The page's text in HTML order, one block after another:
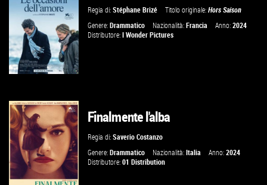
VAI ALLA SCHEDA
GUARDA IL TRAILER
VAI ALLA SCHEDA
Regia di:Stéphane Brizé Titolo originale:Hors Saison
Genere:Drammatico Nazionalità:Francia Anno:2024
Distributore:I Wonder Pictures
Finalmente l'alba
Regia di:Saverio Costanzo
Genere:Drammatico Nazionalità:Italia Anno:2024
Distributore:01 Distribution